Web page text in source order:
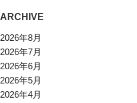
ARCHIVE
2026年8月
2026年7月
2026年6月
2026年5月
2026年4月